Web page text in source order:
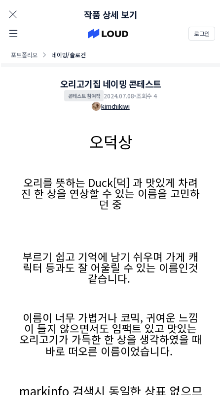
로그인
포트폴리오 네이밍/슬로건
작품 상세 보기
오리고기집 네이밍 콘테스트
콘테스트 참여작 2024.07.08 조회수 4
kimchikiwi
오덕상
오리를 뜻하는 Duck[덕] 과 맛있게 차려
진 한 상을 연상할 수 있는 이름을 고민하
던 중
부르기 쉽고 기억에 남기 쉬우며 가게 캐
릭터 등과도 잘 어울릴 수 있는 이름인것
같습니다.
이름이 너무 가볍거나 코믹, 귀여운 느낌
이 들지 않으면서도 임팩트 있고 맛있는
오리고기가 가득한 한 상을 생각하였을 때
바로 떠오른 이름이었습니다.
markinfo 검색시 동일한 상표 없으므